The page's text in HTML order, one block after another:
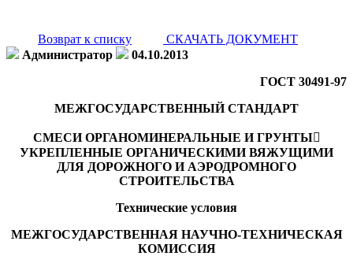
Возврат к списку
СКАЧАТЬ ДОКУМЕНТ
Администратор
04.10.2013
ГОСТ 30491-97
МЕЖГОСУДАРСТВЕННЫЙ СТАНДАРТ
СМЕСИ ОРГАНОМИНЕРАЛЬНЫЕ И ГРУНТЫ
УКРЕПЛЕННЫЕ ОРГАНИЧЕСКИМИ ВЯЖУЩИМИ
ДЛЯ ДОРОЖНОГО И АЭРОДРОМНОГО
СТРОИТЕЛЬСТВА
Технические условия
МЕЖГОСУДАРСТВЕННАЯ НАУЧНО-ТЕХНИЧЕСКАЯ
КОМИССИЯ